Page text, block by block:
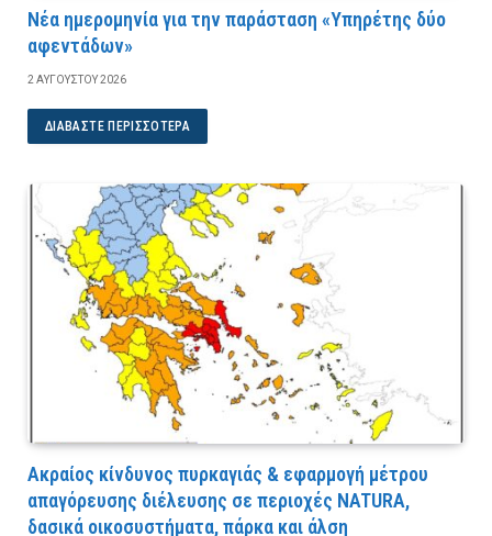
Νέα ημερομηνία για την παράσταση «Υπηρέτης δύο
αφεντάδων»
2 ΑΥΓΟΎΣΤΟΥ 2026
ΔΙΑΒΆΣΤΕ ΠΕΡΙΣΣΌΤΕΡΑ
Ακραίος κίνδυνος πυρκαγιάς & εφαρμογή μέτρου
απαγόρευσης διέλευσης σε περιοχές NATURA,
δασικά οικοσυστήματα, πάρκα και άλση